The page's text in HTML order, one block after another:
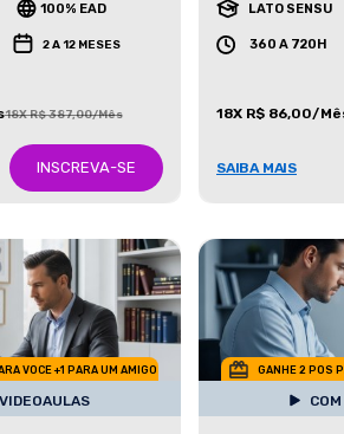
100% EAD
2 A 12 MESES
18X R$ 387,00/Mês
INSCREVA-SE
LATO SENSU
360 A 720H
18X R$ 86,00/
SAIBA MAIS
VOCE +1 PARA UM AMIGO GANHE 2 POS